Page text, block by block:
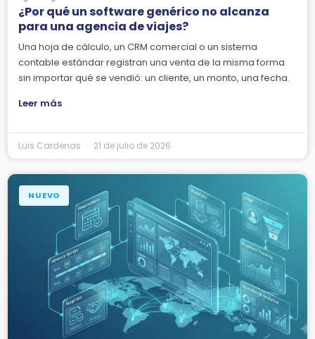
¿Por qué un software genérico no alcanza
para una agencia de viajes?
Una hoja de cálculo, un CRM comercial o un sistema
contable estándar registran una venta de la misma forma
sin importar qué se vendió: un cliente, un monto, una fecha.
Leer más
Luis Cardenas 21 de julio de 2026
NUEVO